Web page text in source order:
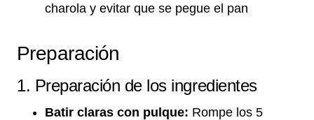
charola y evitar que se pegue el pan
Preparación
1. Preparación de los ingredientes
Batir claras con pulque: Rompe los 5